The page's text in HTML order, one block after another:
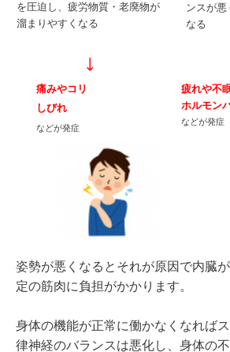
を圧迫し、疲労物質・ 老廃物が
溜まりやすくなる
ンスが悪
な
↓
痛みやコリ
しびれ
などが発症
疲れや不眠
ホルモン
などが発症
姿勢が悪くなるとそれが原因で内臓が
定の筋肉に負担がかかります。
身体の機能が正常に働かなくなればス
律神経のバランスは悪化し、身体の